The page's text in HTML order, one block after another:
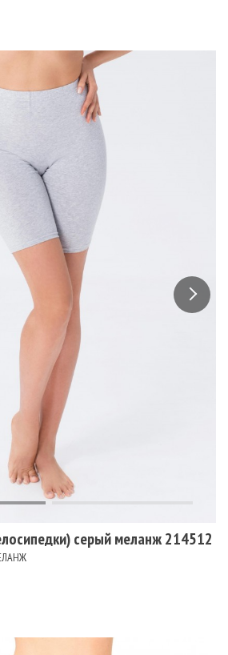
серый меланж 214512